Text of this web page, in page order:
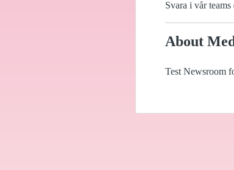
Svara i vår
About
Test Newsroom